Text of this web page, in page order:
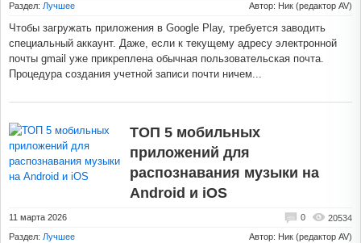
Раздел: Лучшее Автор: Ник (редактор AV)
Чтобы загружать приложения в Google Play, требуется заводить
специальный аккаунт. Даже, если к текущему адресу электронной
почты gmail уже прикреплена обычная пользовательская почта.
Процедура создания учетной записи почти ничем...
ТОП 5 мобильных
приложений для
распознавания музыки на
Android и iOS
11 марта 2026 20534
0
Раздел: Лучшее Автор: Ник (редактор AV)